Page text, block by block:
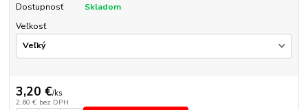
Dostupnosť
Skladom
Veľkosť
3,20 €/ks
2,60 € bez DPH